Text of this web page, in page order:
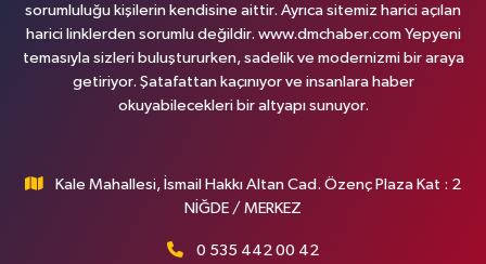
sorumluluğu kişilerin kendisine aittir. Ayrıca sitemiz harici açılan
harici linklerden sorumlu değildir. www.dmchaber.com Yepyeni
temasıyla sizleri buluştururken, sadelik ve modernizmi bir araya
getiriyor. Şatafattan kaçınıyor ve insanlara haber
okuyabilecekleri bir altyapı sunuyor.
Kale Mahallesi, İsmail Hakkı Altan Cad. Özenç Plaza Kat : 2
NİĞDE / MERKEZ
0 535 442 00 42